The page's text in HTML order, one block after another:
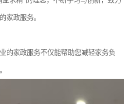
家政服务。
的家政服务不仅能帮助您减轻家务负